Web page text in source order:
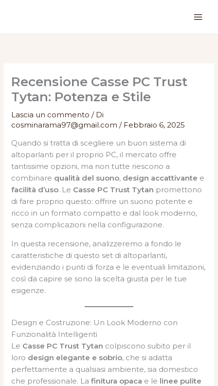
Recensione Casse PC Trust
Tytan: Potenza e Stile
Lascia un commento / Di
cosminarama97@gmail.com/ Febbraio 6, 2025
Quando si tratta di scegliere un buon sistema di
altoparlanti per il proprio PC, il mercato offre
tantissime opzioni, ma non tutte riescono a
combinare qualità del suono, design accattivante e
facilità d’uso. Le Casse PC Trust Tytan promettono
di fare proprio questo: offrire un suono potente e
ricco in un formato compatto e dal look moderno,
senza complicazioni nella configurazione.
In questa recensione, analizzeremo a fondo le
caratteristiche di questo set di altoparlanti,
evidenziando i punti di forza e le eventuali limitazioni,
così da capire se sono la scelta giusta per le tue
esigenze.
Design e Costruzione: Un Look Moderno con
Funzionalità Intelligenti
Le Casse PC Trust Tytan colpiscono subito per il
loro design elegante e sobrio, che si adatta
perfettamente a qualsiasi ambiente, sia domestico
che professionale. Lafinitura opaca e le linee pulite